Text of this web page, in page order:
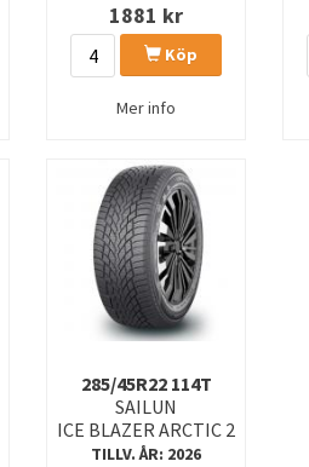
1881 kr
Köp
Mer info
285/45R22 114T
SAILUN
ICE BLAZER ARCTIC 2
TILLV. ÅR: 2026